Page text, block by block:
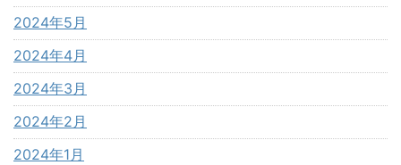
2024年5月
2024年4月
2024年3月
2024年2月
2024年1月